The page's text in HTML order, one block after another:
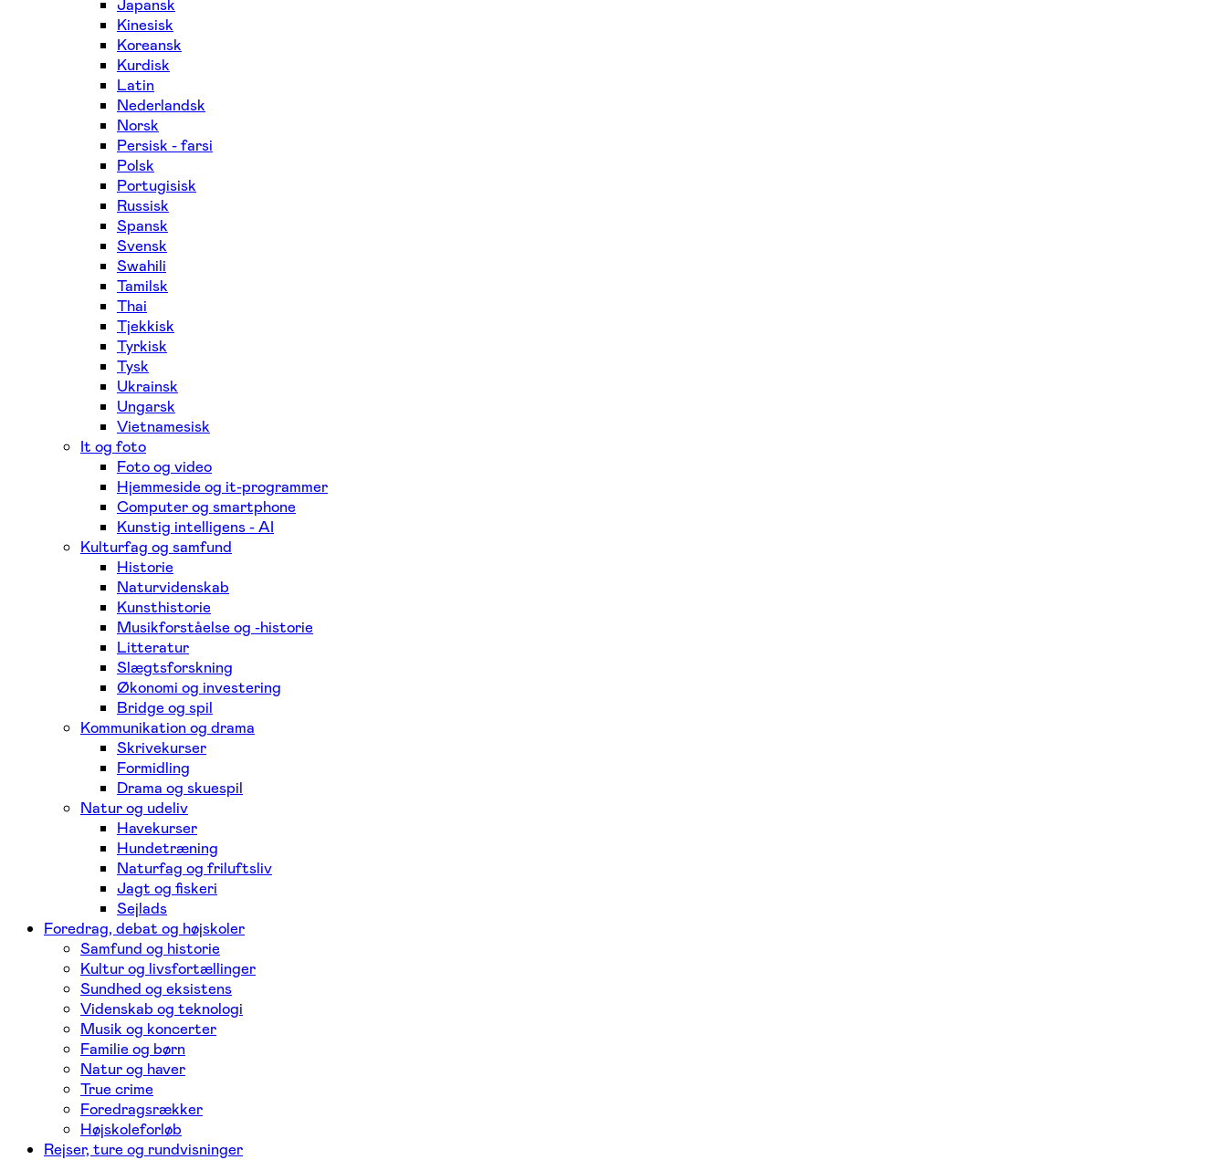
Japansk
Kinesisk
Koreansk
Kurdisk
Latin
Nederlandsk
Norsk
Persisk - farsi
Polsk
Portugisisk
Russisk
Spansk
Svensk
Swahili
Tamilsk
Thai
Tjekkisk
Tyrkisk
Tysk
Ukrainsk
Ungarsk
Vietnamesisk
It og foto
Foto og video
Hjemmeside og it-programmer
Computer og smartphone
Kunstig intelligens - AI
Kulturfag og samfund
Historie
Naturvidenskab
Kunsthistorie
Musikforståelse og -historie
Litteratur
Slægtsforskning
Økonomi og investering
Bridge og spil
Kommunikation og drama
Skrivekurser
Formidling
Drama og skuespil
Natur og udeliv
Havekurser
Hundetræning
Naturfag og friluftsliv
Jagt og fiskeri
Sejlads
Foredrag, debat og højskoler
Samfund og historie
Kultur og livsfortællinger
Sundhed og eksistens
Videnskab og teknologi
Musik og koncerter
Familie og børn
Natur og haver
True crime
Foredragsrækker
Højskoleforløb
Rejser, ture og rundvisninger